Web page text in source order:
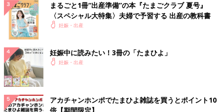
まるごと1冊“出産準備”の本『たまごクラブ 夏号』
〈スペシャル大特集〉夫婦で予習する 出産の教科書
妊娠・出産
妊娠中に読みたい！3冊の「たまひよ」
妊娠・出産
アカチャンホンポでたまひよ雑誌を買うとポイント10